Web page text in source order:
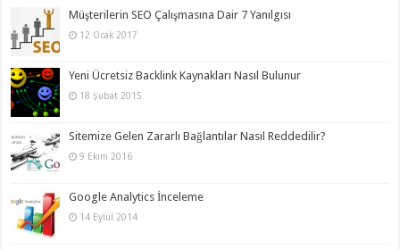
Müşterilerin SEO Çalışmasına Dair 7 Yanılgısı
12 Ocak 2017
Yeni Ücretsiz Backlink Kaynakları Nasıl Bulunur
18 Şubat 2015
Sitemize Gelen Zararlı Bağlantılar Nasıl Reddedilir?
9 Ekim 2016
Google Analytics İnceleme
14 Eylül 2014